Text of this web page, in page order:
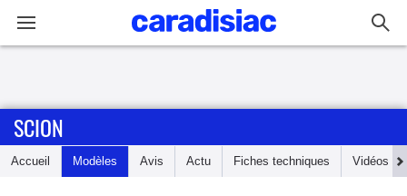
Accueil
SCION
Accueil Modèles Avis Actu Fiches techniques Vidéos